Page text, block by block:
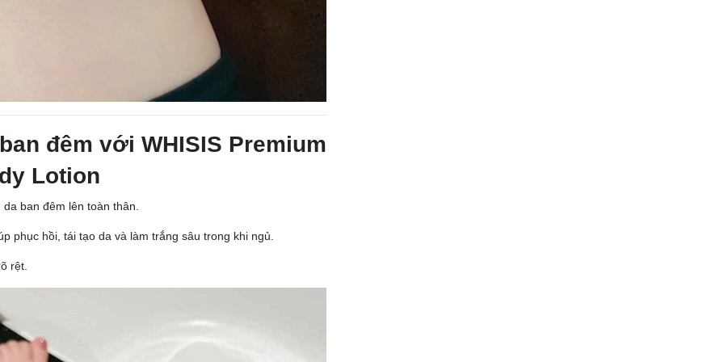
đêm với WHISIS Premium
Lotion
ban đêm lên toàn thân.
phục hồi, tái tạo da và làm trắng sâu trong khi ngủ.
rệt.